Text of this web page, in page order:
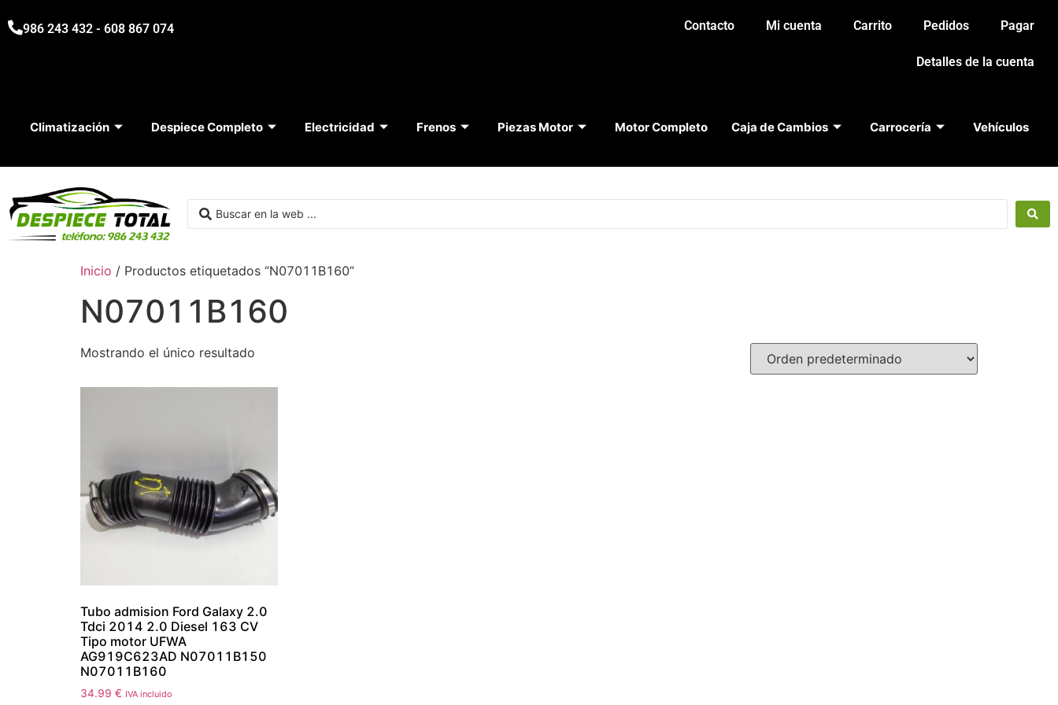
986 243 432 - 608 867 074 Contacto Mi cuenta Carrito Pedidos Pagar
Detalles de la cuenta
Climatización Despiece Completo Electricidad Frenos Piezas Motor Motor Completo Caja de Cambios Carrocería Vehículos
Inicio / Productos etiquetados “N07011B160”
N07011B160
Mostrando el único resultado
Tubo admision Ford Galaxy 2.0
Tdci 2014 2.0 Diesel 163 CV
Tipo motor UFWA
AG919C623AD N07011B150
N07011B160
34.99 € IVA incluido